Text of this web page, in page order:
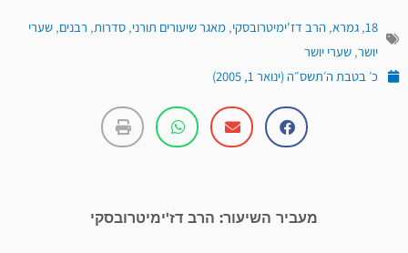
18
, גמרא, הרב דז'ימיטרובסקי, מאגר שיעורים תורני, סדרות, רבנים, שערי
יושר, שערי יושר
כ׳ בטבת ה׳תשס״ה (ינואר 1, 2005)
מעביר השיעור: הרב דז'ימיטרובסקי